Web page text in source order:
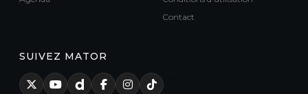
Contact
SUIVEZ MATOR